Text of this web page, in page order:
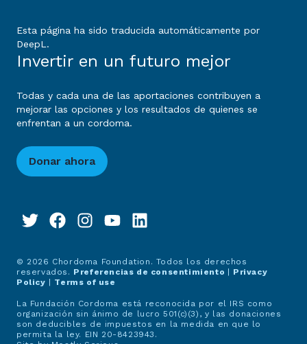
Esta página ha sido traducida automáticamente por
DeepL.
Invertir en un futuro mejor
Todas y cada una de las aportaciones contribuyen a
mejorar las opciones y los resultados de quienes se
enfrentan a un cordoma.
Donar ahora
© 2026 Chordoma Foundation. Todos los derechos
reservados. Preferencias de consentimiento | Privacy
Policy | Terms of use
La Fundación Cordoma está reconocida por el IRS como
organización sin ánimo de lucro 501(c)(3), y las donaciones
son deducibles de impuestos en la medida en que lo
permita la ley. EIN 20-8423943.